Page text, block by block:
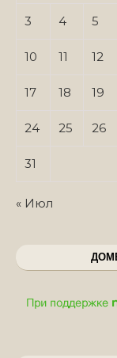
3 4 5
10 11 12
17 18 19
24 25 26
31
« Июл